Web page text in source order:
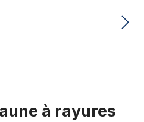
à rayures